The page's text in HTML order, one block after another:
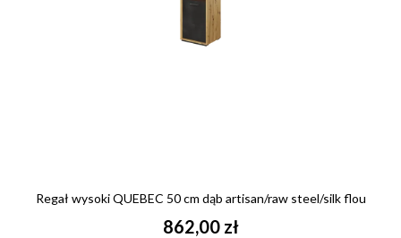
Regał wysoki QUEBEC 50 cm dąb artisan/raw steel/silk flou
862,00 zł